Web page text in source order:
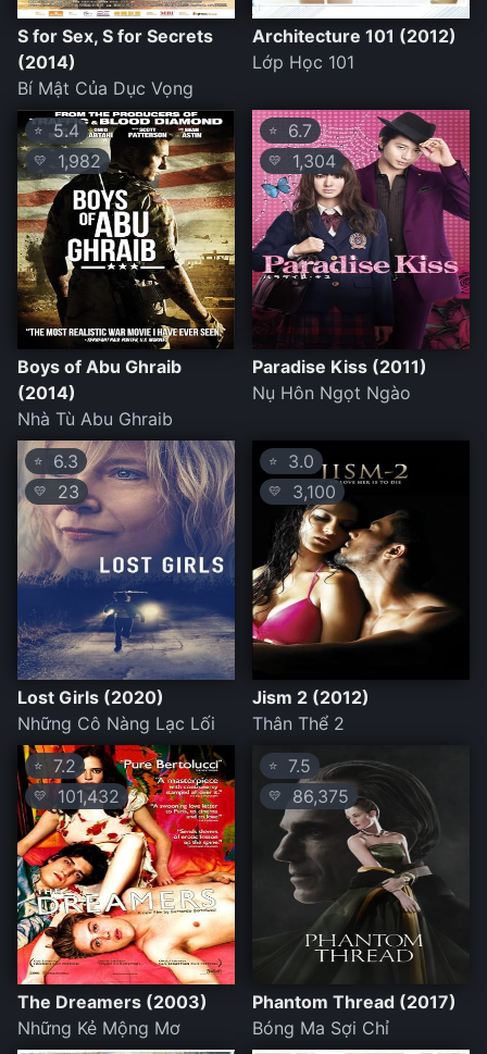
S for Sex, S for Secrets
(2014)
Bí Mật Của Dục Vọng
Architecture 101 (2012)
Lớp Học 101
⭐5.4
💛 1,982
Boys of Abu Ghraib
(2014)
Nhà Tù Abu Ghraib
⭐ 6.7
💛 1,304
Paradise Kiss (2011)
Nụ Hôn Ngọt Ngào
⭐ 6.3
💛 23
Lost Girls (2020)
Những Cô Nàng Lạc Lối
⭐ 3.0
💛 3,100
Jism 2 (2012)
Thân Thể 2
⭐ 7.2
💛 101,432
The Dreamers (2003)
Những Kẻ Mộng Mơ
⭐ 7.5
💛 86,375
Phantom Thread (2017)
Bóng Ma Sợi Chỉ